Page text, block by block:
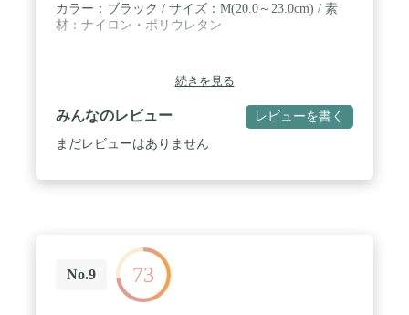
カラー：ブラック / サイズ：M(20.0～23.0cm) / 素
材：ナイロン・ポリウレタン
続きを見る
みんなのレビュー レビューを書く
まだレビューはありません
No.9 73